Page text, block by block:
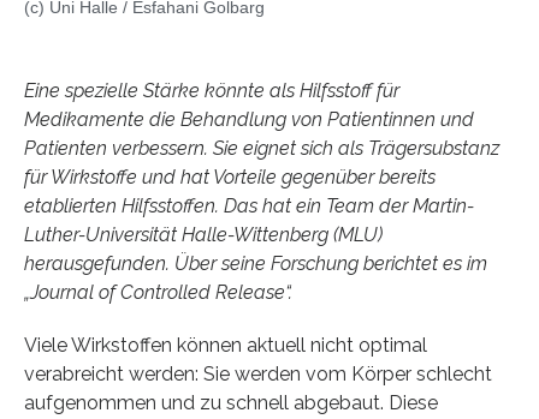
(c) Uni Halle / Esfahani Golbarg
Eine spezielle Stärke könnte als Hilfsstoff für
Medikamente die Behandlung von Patientinnen und
Patienten verbessern. Sie eignet sich als Trägersubstanz
für Wirkstoffe und hat Vorteile gegenüber bereits
etablierten Hilfsstoffen. Das hat ein Team der Martin-
Luther-Universität Halle-Wittenberg (MLU)
herausgefunden. Über seine Forschung berichtet es im
„Journal of Controlled Release“.
Viele Wirkstoffen können aktuell nicht optimal
verabreicht werden: Sie werden vom Körper schlecht
aufgenommen und zu schnell abgebaut. Diese